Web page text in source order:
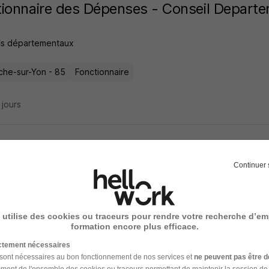
des Dépenses - Conseil
départementaux
sur-Yon - 85 Fonctionnaire
de Centre Travaux en Réparation
Super recruteur
45 000,04 - 60 000 € / an
heures
Continuer
utilise des cookies ou traceurs pour rendre votre recherche
formation encore plus efficace.
nécessaires
nécessaires au bon fonctionnement de nos services et ne peuvent pas être